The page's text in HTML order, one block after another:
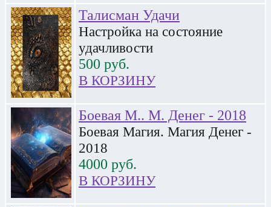
Талисман Удачи
Настройка на состояние
удачливости
500 руб.
В КОРЗИНУ
Боевая М.. М. Денег - 2018
Боевая Магия. Магия Денег -
2018
4000 руб.
В КОРЗИНУ